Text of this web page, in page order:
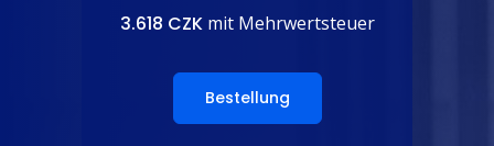
3.618 CZKmit Mehrwertsteuer
Bestellung